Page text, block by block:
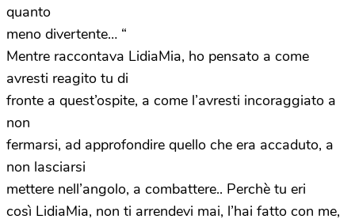
quanto
meno divertente… “
Mentre raccontava LidiaMia, ho pensato a come
avresti reagito tu di
fronte a quest’ospite, a come l’avresti incoraggiato a
non
fermarsi, ad approfondire quello che era accaduto, a
non lasciarsi
mettere nell’angolo, a combattere.. Perchè tu eri
così LidiaMia, non ti arrendevi mai, l’hai fatto con me,